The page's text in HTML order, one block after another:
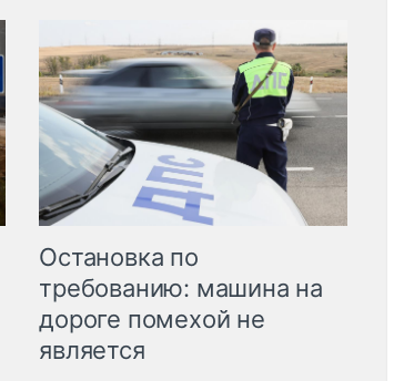
Остановка по
требованию: машина на
дороге помехой не
является